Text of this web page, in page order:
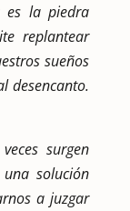
es la piedra
replantear
sueños
desencanto.
surgen
solución
a juzgar